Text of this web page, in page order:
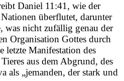
Daniel 11:41, wie der
überflutet, darunter
was nicht zufällig genau der
Organisation Gottes durch
letzte Manifestation des
aus dem Abgrund, des
als „jemanden, der stark und